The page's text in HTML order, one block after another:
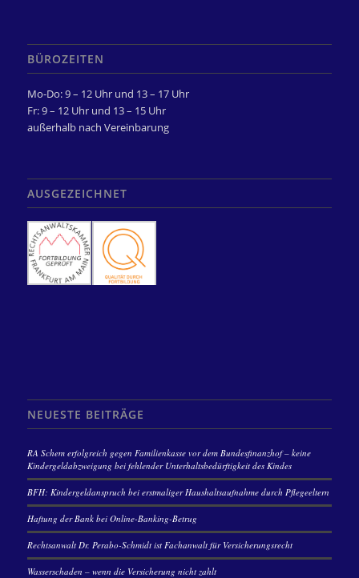
BÜROZEITEN
Mo-Do: 9 – 12 Uhr und 13 – 17 Uhr
Fr: 9 – 12 Uhr und 13 – 15 Uhr
außerhalb nach Vereinbarung
AUSGEZEICHNET
NEUESTE BEITRÄGE
RA Schem erfolgreich gegen Familienkasse vor dem Bundesfinanzhof – keine
Kindergeldabzweigung bei fehlender Unterhaltsbedürftigkeit des Kindes
BFH: Kindergeldanspruch bei erstmaliger Haushaltsaufnahme durch Pflegeeltern
Haftung der Bank bei Online-Banking-Betrug
Rechtsanwalt Dr. Perabo-Schmidt ist Fachanwalt für Versicherungsrecht
Wasserschaden – wenn die Versicherung nicht zahlt